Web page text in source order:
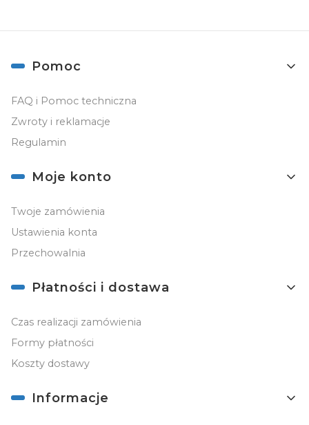
Linki w stopce
Pomoc
FAQ i Pomoc techniczna
Zwroty i reklamacje
Regulamin
Moje konto
Twoje zamówienia
Ustawienia konta
Przechowalnia
Płatności i dostawa
Czas realizacji zamówienia
Formy płatności
Koszty dostawy
Informacje